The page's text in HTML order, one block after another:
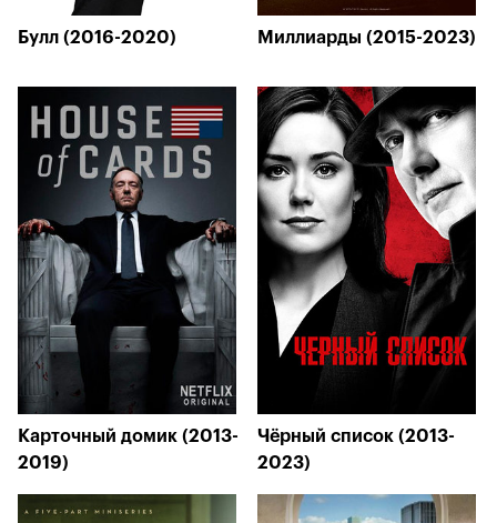
Булл (2016-2020) Миллиарды (2015-2023)
Карточный домик (2013-
2019)
Чёрный список (2013-
2023)